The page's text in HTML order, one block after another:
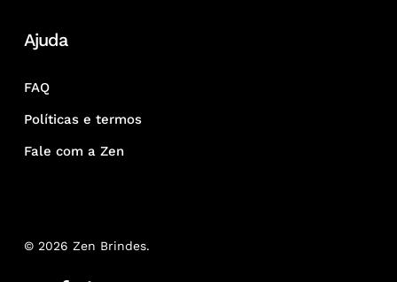
Ajuda
FAQ
Políticas e termos
Fale com a Zen
© 2026 Zen Brindes.